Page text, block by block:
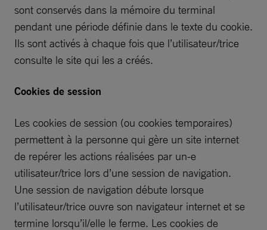
sont conservés dans la mémoire du terminal
pendant une période définie dans le texte du cookie.
Ils sont activés à chaque fois que l’utilisateur/trice
consulte le site qui les a créés.
Cookies de session
Les cookies de session (ou cookies temporaires)
permettent à la personne qui gère un site internet
de repérer les actions réalisées par un-e
utilisateur/trice lors d’une session de navigation.
Une session de navigation débute lorsque
l’utilisateur/trice ouvre son navigateur internet et se
termine lorsqu’il/elle le ferme. Les cookies de